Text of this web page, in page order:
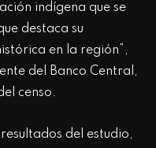
indígena que se
destaca su
en la región”,
del Banco Central,
censo.
del estudio,